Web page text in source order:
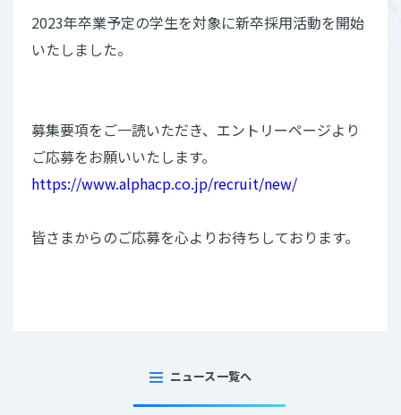
2023年卒業予定の学生を対象に新卒採用活動を開始
いたしました。
募集要項をご一読いただき、エントリーページより
ご応募をお願いいたします。
https://www.alphacp.co.jp/recruit/new/
皆さまからのご応募を心よりお待ちしております。
ニュース一覧へ